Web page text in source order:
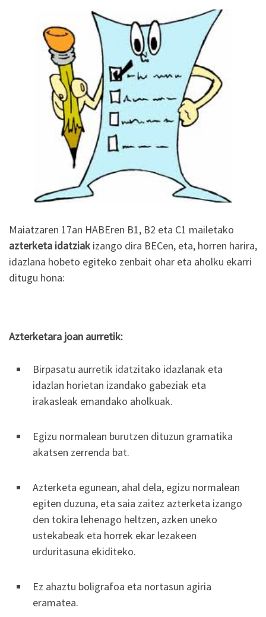
Maiatzaren 17an HABEren B1, B2 eta C1 mailetako
azterketa idatziak izango dira BECen, eta, horren harira,
idazlana hobeto egiteko zenbait ohar eta aholku ekarri
ditugu hona:
Azterketara joan aurretik:
Birpasatu aurretik idatzitako idazlanak eta
idazlan horietan izandako gabeziak eta
irakasleak emandako aholkuak.
Egizu normalean burutzen dituzun gramatika
akatsen zerrenda bat.
Azterketa egunean, ahal dela, egizu normalean
egiten duzuna, eta saia zaitez azterketa izango
den tokira lehenago heltzen, azken uneko
ustekabeak eta horrek ekar lezakeen
urduritasuna ekiditeko.
Ez ahaztu boligrafoa eta nortasun agiria
eramatea.